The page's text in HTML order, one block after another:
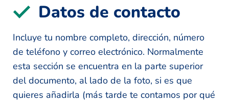
Datos de contacto
Incluye tu nombre completo, dirección, número
de teléfono y correo electrónico. Normalmente
esta sección se encuentra en la parte superior
del documento, al lado de la foto, si es que
quieres añadirla (más tarde te contamos por qué